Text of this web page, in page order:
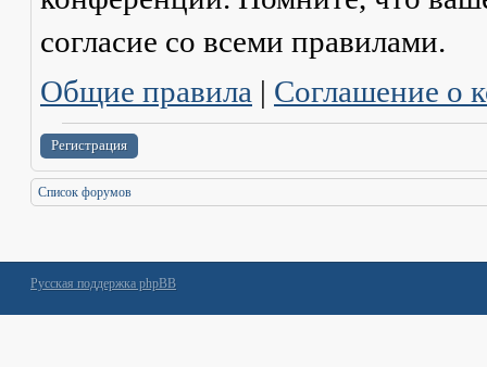
согласие со всеми правилами.
Общие правила | Соглашение о
Регистрация
Список форумов
Русская поддержка phpBB